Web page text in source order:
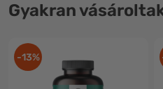
Gyakran
-13%